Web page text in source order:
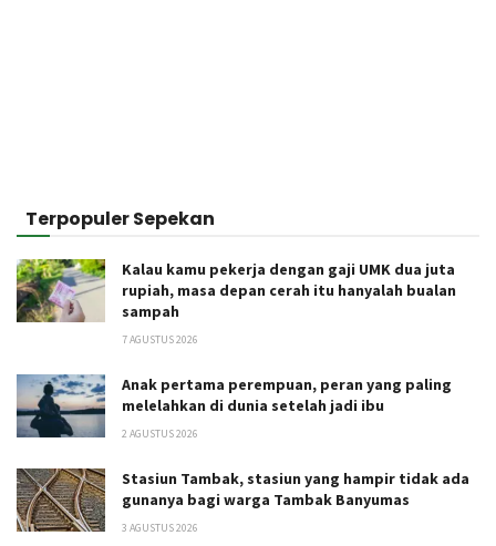
Terpopuler Sepekan
Kalau kamu pekerja dengan gaji UMK dua juta
rupiah, masa depan cerah itu hanyalah bualan
sampah
7 AGUSTUS 2026
Anak pertama perempuan, peran yang paling
melelahkan di dunia setelah jadi ibu
2 AGUSTUS 2026
Stasiun Tambak, stasiun yang hampir tidak ada
gunanya bagi warga Tambak Banyumas
3 AGUSTUS 2026